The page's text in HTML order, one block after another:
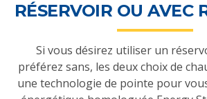
RÉSERVOIR OU AVEC
Si vous désirez utiliser un
préférez sans, les deux choix de
une technologie de pointe pour